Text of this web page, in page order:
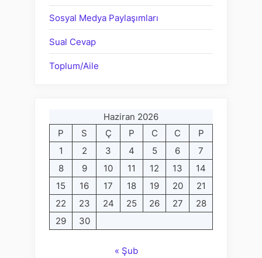
Sosyal Medya Paylaşımları
Sual Cevap
Toplum/Aile
Haziran 2026
P
S Ç P C C
P
1
2 3 4 5 6
7
8
9 10 11 12 13
14
15
16 17 18 19 20
21
22
23 24 25 26 27
28
29
30
« Şub